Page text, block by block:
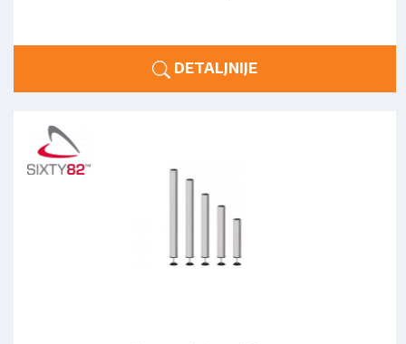
DETALJNIJE